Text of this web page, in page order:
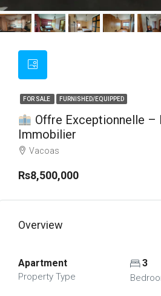
FOR SALE FURNISHED/EQUIPPED
Offre Exceptionnelle –
Immobilier
Vacoas
Rs8,500,000
Overview
Apartment
Property Type
3